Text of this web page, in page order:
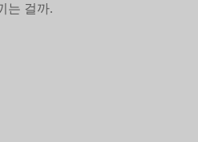
는 걸까.